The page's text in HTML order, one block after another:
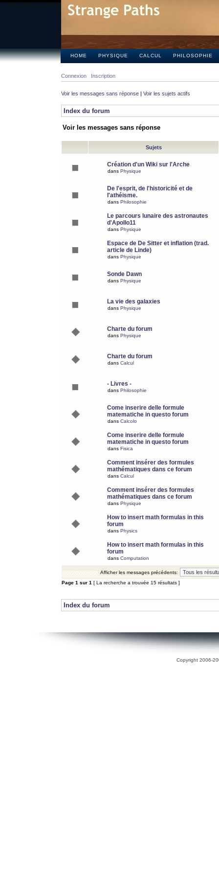
HOME PHYSIQUE CALCUL PHILOSOPHIE
Connexion Inscription
Voir les messages sans réponse | Voir les sujets actifs
Index du forum
Voir les messages sans réponse
Sujets
Création d'un Wiki sur l'Arche
dans Physique
De l'esprit, de l'historicité et de
l'athéisme.
dans Philosophie
Le parcours lunaire des astronautes
d'Apollo11
dans Physique
Espace de De Sitter et inflation (trad.
article de Linde)
dans Physique
Sonde Dawn
dans Physique
La vie des galaxies
dans Physique
Charte du forum
dans Physique
Charte du forum
dans Calcul
- Livres -
dans Philosophie
Come inserire delle formule
matematiche in questo forum
dans Calcolo
Come inserire delle formule
matematiche in questo forum
dans Fisica
Comment insérer des formules
mathématiques dans ce forum
dans Calcul
Comment insérer des formules
mathématiques dans ce forum
dans Physique
How to insert math formulas in this
forum
dans Physics
How to insert math formulas in this
forum
dans Computation
Afficher les messages précédents:
Page 1 sur 1 [ La recherche a trouvée 15 résultats ]
Index du forum
Copyright 2006-